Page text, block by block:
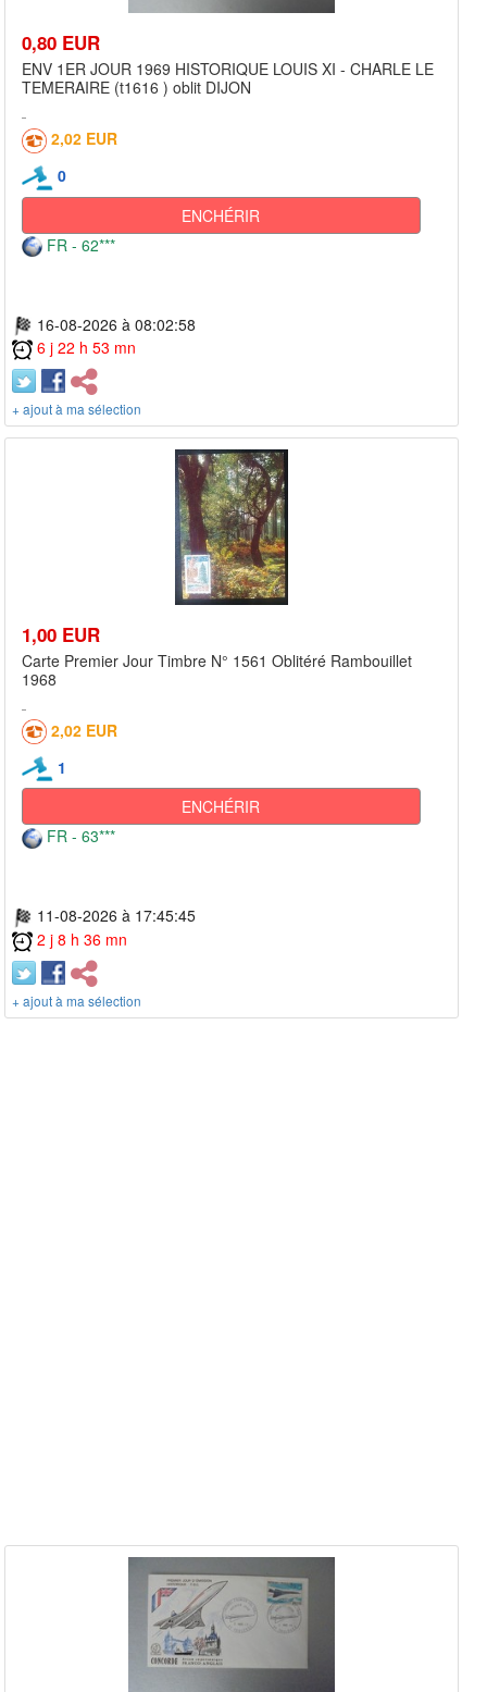
0,80 EUR
ENV 1ER JOUR 1969 HISTORIQUE LOUIS XI - CHARLE LE
TEMERAIRE (t1616 ) oblit DIJON
2,02 EUR
0
ENCHÉRIR
FR - 62***
16-08-2026 à 08:02:58
6 j 22 h 53 mn
+ ajout à ma sélection
1,00 EUR
Carte Premier Jour Timbre N° 1561 Oblitéré Rambouillet
1968
2,02 EUR
1
ENCHÉRIR
FR - 63***
11-08-2026 à 17:45:45
2 j 8 h 36 mn
+ ajout à ma sélection